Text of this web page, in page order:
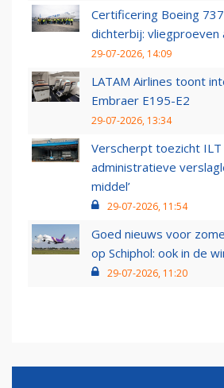
Certificering Boeing
dichterbij: vliegproeven
29-07-2026, 14:09
LATAM Airlines toont
Embraer E195-E2
29-07-2026, 13:34
Verscherpt toezicht ILT
administratieve
middel’
29-07-2026, 11:54
Goed nieuws voor
op Schiphol: ook in de
29-07-2026, 11:20